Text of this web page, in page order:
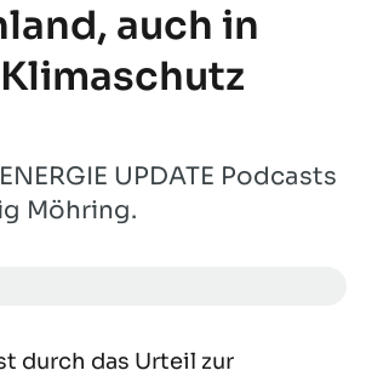
auch in
UPDATE Podcasts
Möhring.
durch das Urteil zur